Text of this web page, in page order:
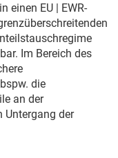
einen EU | EWR-
Im Bereich des
die
an der
Untergang der